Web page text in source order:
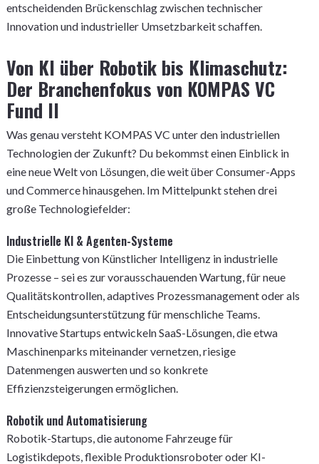
entscheidenden Brückenschlag zwischen technischer
Innovation und industrieller Umsetzbarkeit schaffen.
Von KI über Robotik bis Klimaschutz:
Der Branchenfokus von KOMPAS VC
Fund II
Was genau versteht KOMPAS VC unter den industriellen
Technologien der Zukunft? Du bekommst einen Einblick in
eine neue Welt von Lösungen, die weit über Consumer-Apps
und Commerce hinausgehen. Im Mittelpunkt stehen drei
große Technologiefelder:
Industrielle KI & Agenten-Systeme
Die Einbettung von Künstlicher Intelligenz in industrielle
Prozesse – sei es zur vorausschauenden Wartung, für neue
Qualitätskontrollen, adaptives Prozessmanagement oder als
Entscheidungsunterstützung für menschliche Teams.
Innovative Startups entwickeln SaaS-Lösungen, die etwa
Maschinenparks miteinander vernetzen, riesige
Datenmengen auswerten und so konkrete
Effizienzsteigerungen ermöglichen.
Robotik und Automatisierung
Robotik-Startups, die autonome Fahrzeuge für
Logistikdepots, flexible Produktionsroboter oder KI-